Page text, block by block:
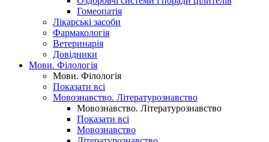
Гомеопатія
Лікарські засоби
Фармакологія
Ветеринарія
Довідники
Мови. Філологія
Мови. Філологія
Показати всі
Мовознавство. Літературознавство
Мовознавство. Літературознавство
Показати всі
Мовознавство